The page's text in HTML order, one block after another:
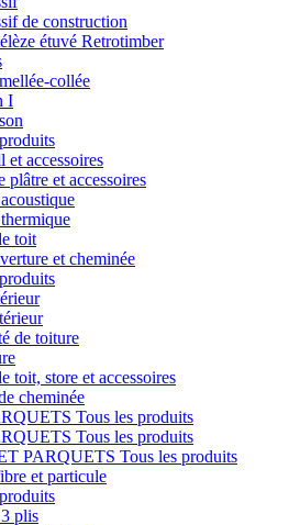
de construction
étuvé Retrotimber
collée
I
et accessoires
plâtre et accessoires
toit
et cheminée
de toiture
toit, store et accessoires
cheminée
Tous les produits
Tous les produits
PARQUETS Tous les produits
et particule
plis